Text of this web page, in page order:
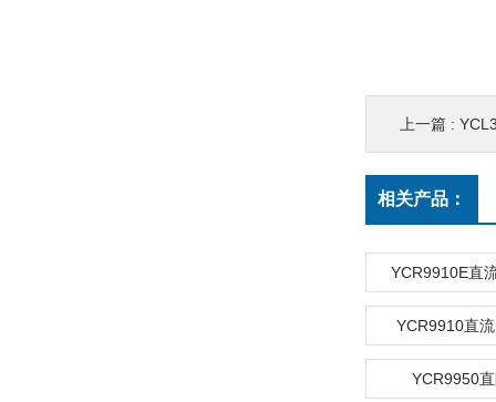
上一篇 :
相关产品：
YCR9910E直
YCR9910直
YCR9950